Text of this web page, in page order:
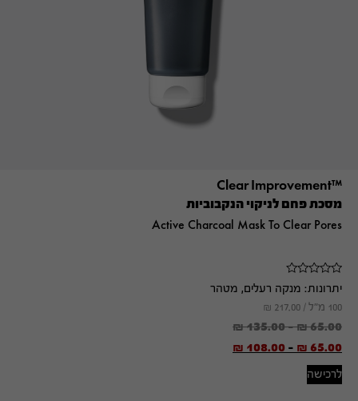
™Clear Improvement
מסכת פחם לניקוי הנקבוביות
Active Charcoal Mask To Clear Pores
יתרונות: מנקה רעלים, מטהר
100 מ"ל / ₪ 217.00
₪65.00
-
₪135.00
₪ 65.00
-
₪ 108.00
לרכישה